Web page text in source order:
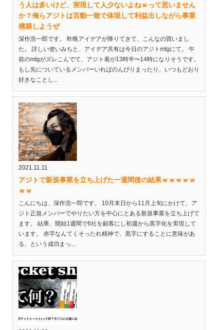
う人は多いけど、実現して人少ないよねｗって思いません
か？俺らアジトは言動一致で体現して利益出しながら事業
構築しようぜ
深作浩一郎です。 昨晩アイデアが降りてきて、こんなの買いまし
た。 詳しい使いみちと、アイデア共有は今日のアジトmtgにて。 午
前のmtgがズレこんでて、アジト着が13時半〜14時になりそうです。
もし先についているメンバーいればのんびりまったり、いつもどおり
好きなことし...
2021.11.11
アジトで新規事業を立ち上げた一週間後の結果ｗｗｗｗｗ
ｗｗ
こんにちは、深作浩一郎です。 10月末日から11月上旬にかけて、ア
ジト正規メンバーでやりたい方を中心にとある新規事業を立ち上げて
ます。 結果、開始1週間で6社を顧客にし初週から黒字化を実現して
います。 赤字なんてくそったれ精神で、黒字にすることに意味があ
る、という成功まっ...